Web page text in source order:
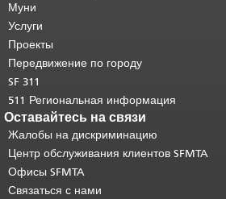
страницы.
страницы повторяется на каждой
странице.
основного содержимого .
Муни
Услуги
Проекты
Передвижение по городу
SF 311
511 Региональная информация
Оставайтесь на связи
Жалобы на дискриминацию
Центр обслуживания клиентов SFMTA
Офисы SFMTA
Связаться с нами